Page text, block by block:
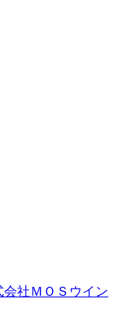
社ＭＯＳウイン